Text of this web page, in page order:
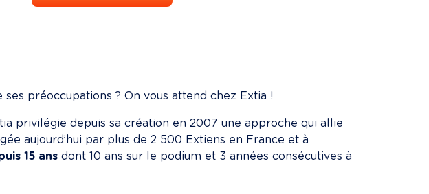
préoccupations ? On vous attend chez Extia !
privilégie depuis sa création en 2007 une approche qui allie
aujourd’hui par plus de 2 500 Extiens en France et à
15 ans dont 10 ans sur le podium et 3 années consécutives à